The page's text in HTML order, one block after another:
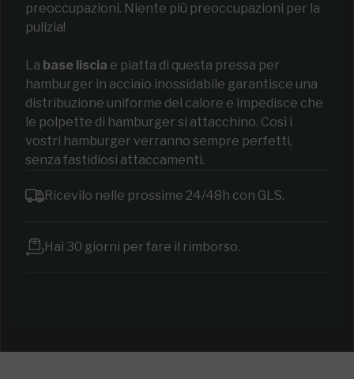
preoccupazioni. Niente più preoccupazioni per la
pulizia!
La base liscia e piatta di questa pressa per
hamburger in acciaio inossidabile garantisce una
distribuzione uniforme del calore e impedisce che
le polpette di hamburger si attacchino. Così i
vostri hamburger verranno sempre perfetti,
senza fastidiosi attaccamenti.
Ricevilo nelle prossime 24/48h con GLS.
Hai 30 giorni per fare il rimborso.